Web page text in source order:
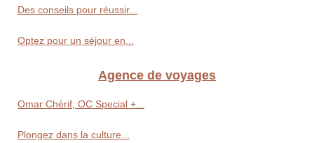
Des conseils pour réussir...
Optez pour un séjour en...
Agence de voyages
Omar Chérif, OC Special +...
Plongez dans la culture...